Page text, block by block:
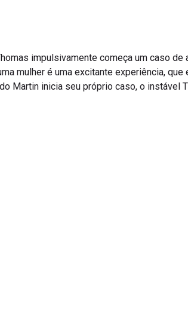
impulsivamente começa um caso de
mulher é uma excitante experiência,
Martin inicia seu próprio caso, o instável